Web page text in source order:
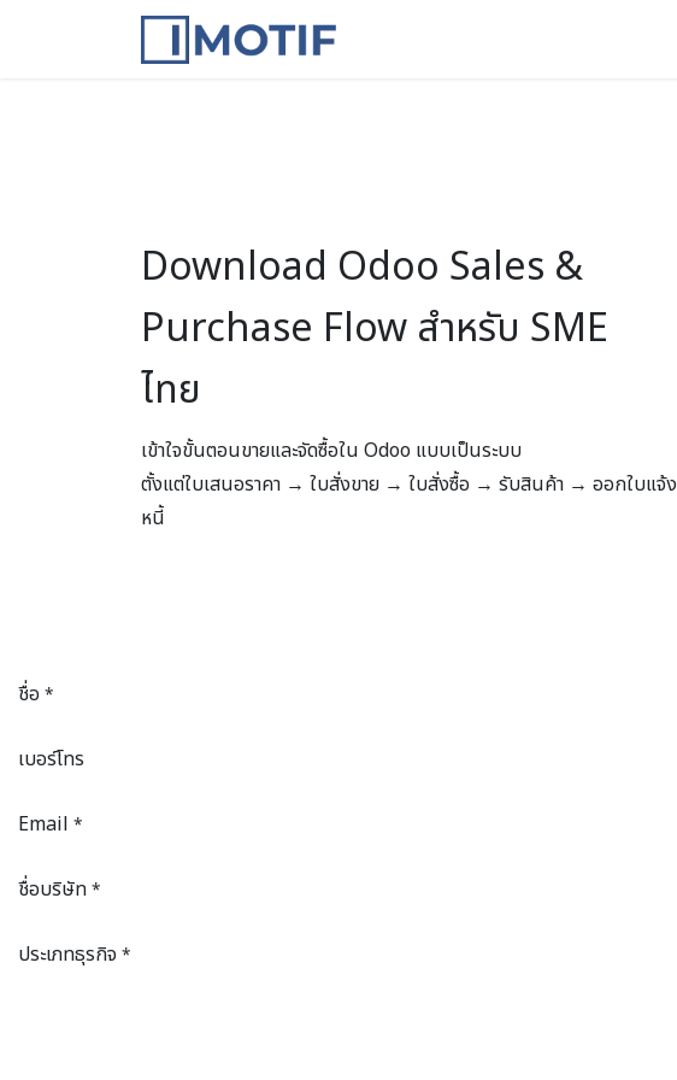
Skip to Content
Download Odoo Sales &
Purchase Flow สำหรับ SME
ไทย
เข้าใจขั้นตอนขายและจัดซื้อใน Odoo แบบเป็นระบบ
ตั้งแต่ใบเสนอราคา → ใบสั่งขาย → ใบสั่งซื้อ → รับสินค้า → ออกใบแจ้ง
หนี้
ชื่อ *
เบอร์โทร
Email *
ชื่อบริษัท *
ประเภทธุรกิจ *